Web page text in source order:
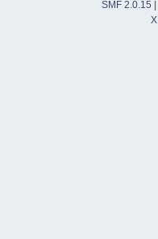
SMF 2.0.15